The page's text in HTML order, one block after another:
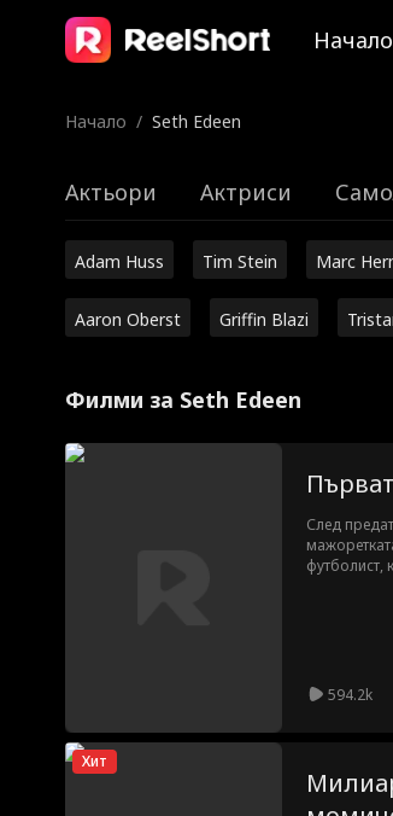
Начало
Начало / Seth Edeen
Актьори Актриси
Adam Huss Tim Stein Marc
Aaron Oberst Griffin Blazi
Филми за Seth Edeen
След
футболист,
594.2k
Хит